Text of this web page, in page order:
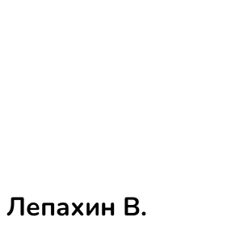
Лепахин В.